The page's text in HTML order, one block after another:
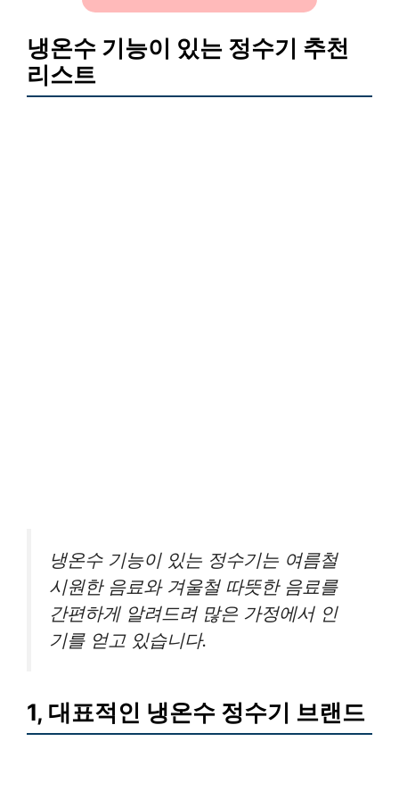
냉온수 기능이 있는 정수기 추천
리스트
냉온수 기능이 있는 정수기는 여름철
시원한 음료와 겨울철 따뜻한 음료를
간편하게 알려드려 많은 가정에서 인
기를 얻고 있습니다.
1, 대표적인 냉온수 정수기 브랜드